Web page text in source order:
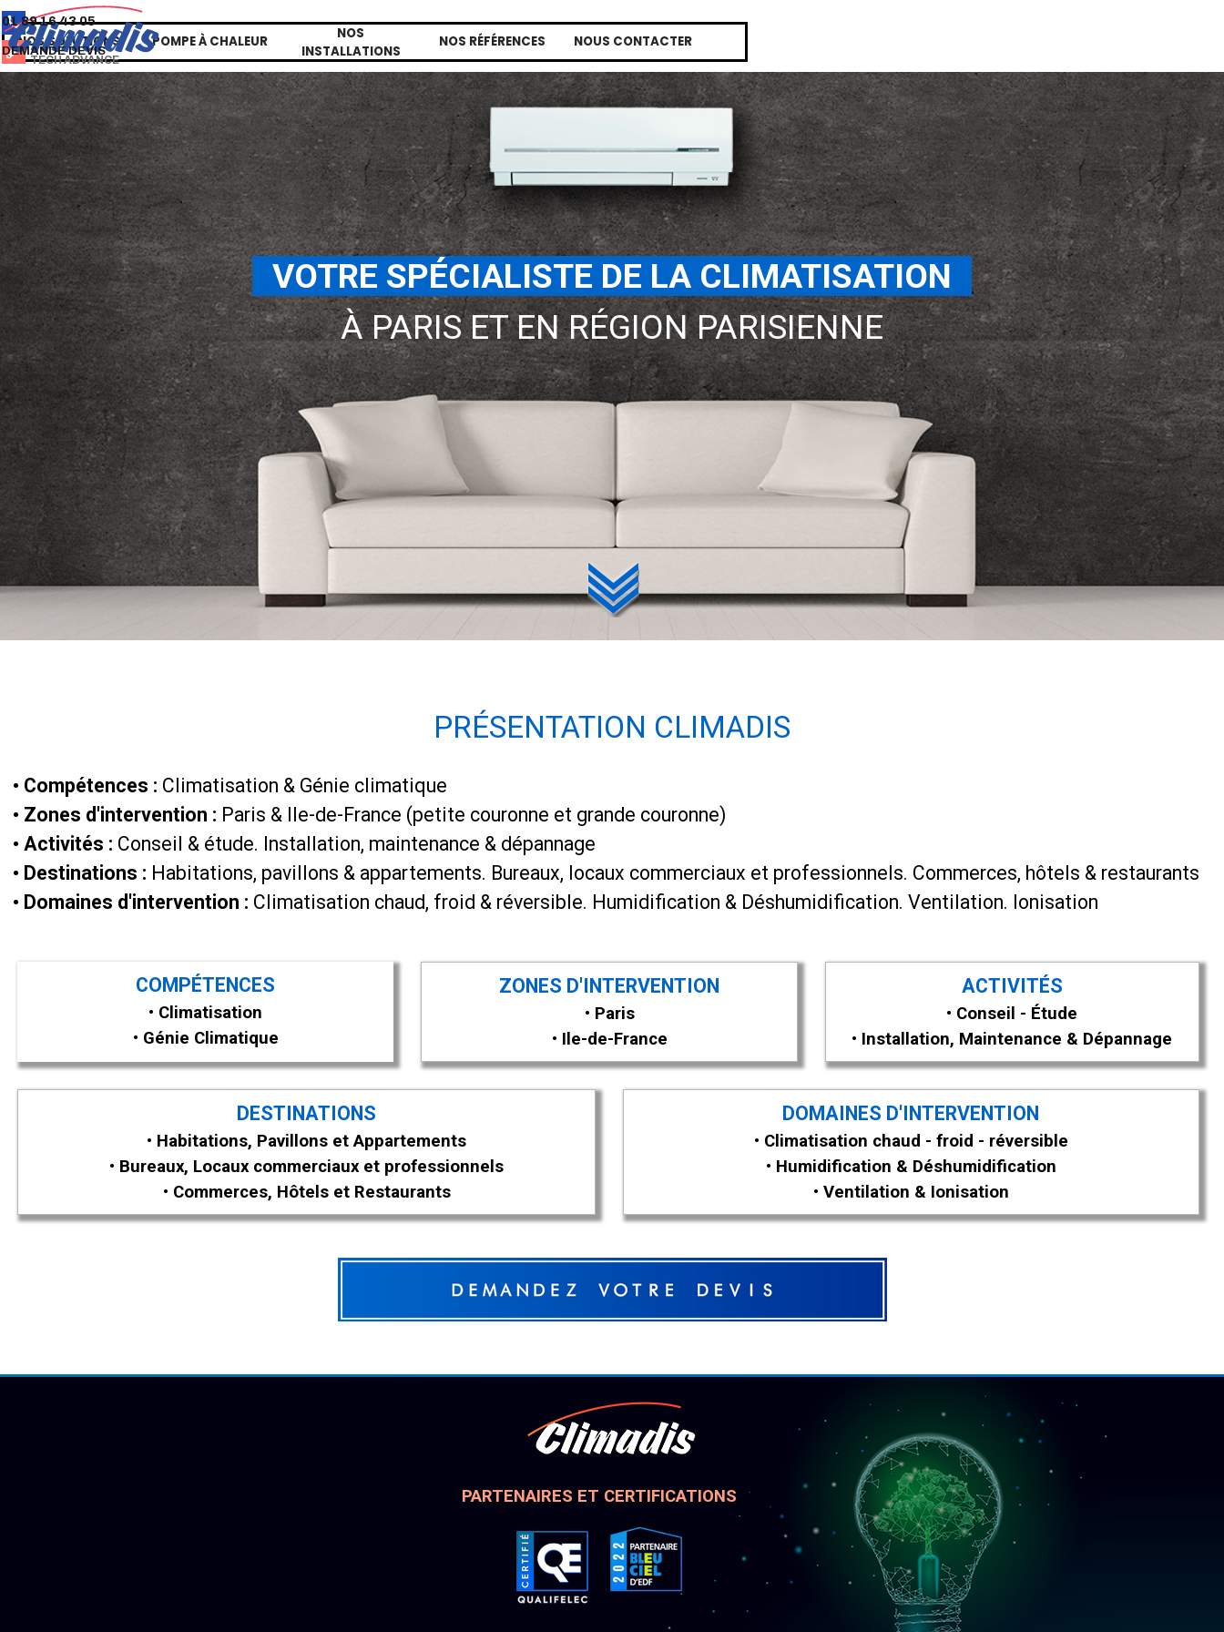
Aller au contenu
Sauter le menu
NOS SOLUTIONS ▼
POMPE À CHALEUR
NOS
INSTALLATIONS
NOS RÉFÉRENCES NOUS CONTACTER
DEMANDE DEVIS
01 89 16 43 05
TECH ADVANCE
VOTRE SPÉCIALISTE DE LA CLIMATISATION
À PARIS ET EN RÉGION PARISIENNE
PRÉSENTATION CLIMADIS
• Compétences : Climatisation & Génie climatique
• Zones d'intervention : Paris & Ile-de-France (petite couronne et grande couronne)
• Activités : Conseil & étude. Installation, maintenance & dépannage
• Destinations : Habitations, pavillons & appartements. Bureaux, locaux commerciaux et professionnels. Commerces, hôtels & restaurants
• Domaines d'intervention : Climatisation chaud, froid & réversible. Humidification & Déshumidification.Ventilation. Ionisation
COMPÉTENCES
• Climatisation
• Génie Climatique
ZONES D'INTERVENTION
• Paris
• Ile-de-France
ACTIVITÉS
• Conseil - Étude
• Installation, Maintenance & Dépannage
DESTINATIONS
• Habitations, Pavillons et Appartements
• Bureaux, Locaux commerciaux et professionnels
• Commerces, Hôtels et Restaurants
DOMAINES D'INTERVENTION
• Climatisation chaud - froid - réversible
• Humidification & Déshumidification
• Ventilation & Ionisation
PARTENAIRES ET CERTIFICATIONS